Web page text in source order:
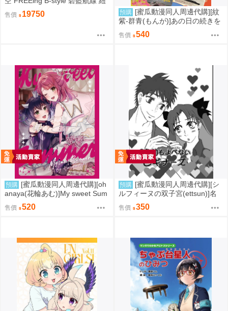
澤西 新澤西 宿舍計劃Ver 1/3
售價 19750 預購 [蜜瓜動漫同人周邊代購][紋
紫-群青(もんが)]あの日の続きを
佐世保で～東山公園海軍墓地～
(同人誌)
售價 540
預購 [蜜瓜動漫同人周邊代購][oh
anaya(花輪あむ)]My sweet Sum
mer【特典付】(LoveLive虹ヶ咲
学園スクールアイドル同好会)(同
售價 520
預購 [蜜瓜動漫同人周邊代購][シ
ルフィーヌの双子宮(ettsun)]名
前もよべないビギナーズ【特典
付】(FGO/stay night)(同人誌)
售價 350